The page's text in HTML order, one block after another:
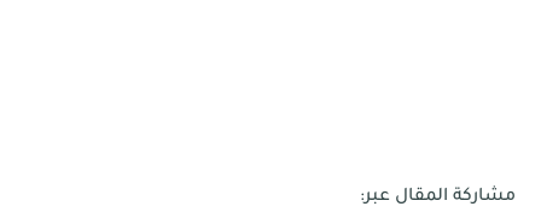
مشاركة المقال عبر: